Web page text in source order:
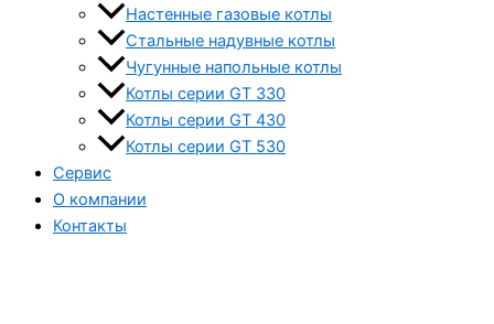
Настенные газовые котлы
Стальные надувные котлы
Чугунные напольные котлы
Котлы серии GT 330
Котлы серии GT 430
Котлы серии GT 530
Сервис
О компании
Контакты